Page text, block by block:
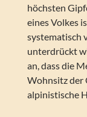
höchsten
eines Volkes
systematisch
unterdrückt
an, dass die
Wohnsitz der
alpinistische